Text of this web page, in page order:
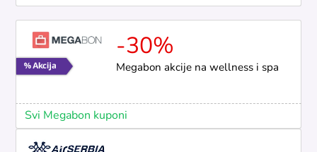
-30%
Megabon akcije na wellness i spa
Svi Megabon kuponi